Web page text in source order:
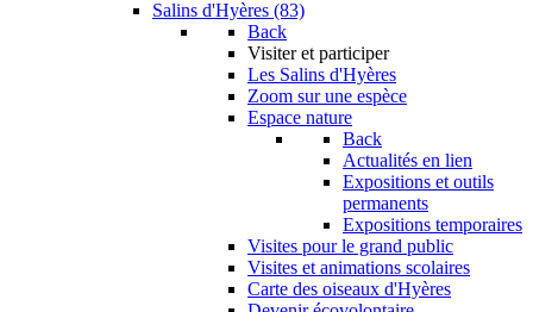
Salins d'Hyères (83)
Back
Visiter et participer
Les Salins d'Hyères
Zoom sur une espèce
Espace nature
Back
Actualités en lien
Expositions et outils
permanents
Expositions temporaires
Visites pour le grand public
Visites et animations scolaires
Carte des oiseaux d'Hyères